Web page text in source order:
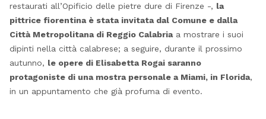
restaurati all’Opificio delle pietre dure di Firenze -, la
pittrice fiorentina è stata invitata dal Comune e dalla
Città Metropolitana di Reggio Calabriaa mostrare i suoi
dipinti nella città calabrese; a seguire, durante il prossimo
autunno, le opere di Elisabetta Rogai saranno
protagoniste di una mostra personale a Miami, in Florida,
in un appuntamento che già profuma di evento.